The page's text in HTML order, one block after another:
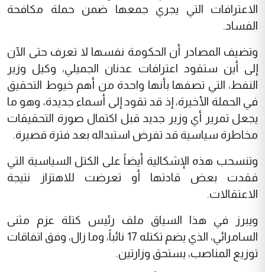
الاعترافات التي يجري جمعها ضمن حملة مكافحة
الفساد.
وتضيف المصادر أن الحكومة نفسها لا تعرف حتى الآن
إلى أين ستقود اعترافات عدنان الجميلي، وكيل وزير
النفط، التي تصفها بأنها واحدة من أهم خيوط التحقيق
في الحملة الأخيرة، إذ قد تقود إلى أسماء جديدة، وهو ما
يجعل تمرير أي وزير جديد قبل اكتمال صورة التحقيقات
مخاطرة سياسية قد تفرض استبداله بعد فترة قصيرة.
وتنسحب هذه الإشكالية أيضاً على الكتل السياسية التي
فقدت بعض قادتها أو تعرضت للاهتزاز نتيجة
الاعتقالات.
ويبرز في هذا السياق ملف رئيس كتلة عزم مثنى
السامرائي، الذي يضم تكتله 17 نائباً، وما زال، وفق اتفاقات
توزيع المناصب، يستحق وزارتين.